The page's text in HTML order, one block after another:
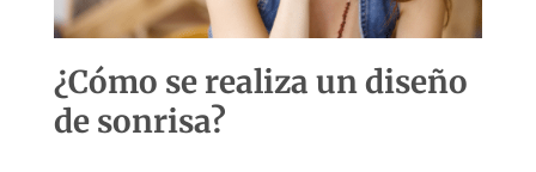
¿Cómo se realiza un diseño
de sonrisa?